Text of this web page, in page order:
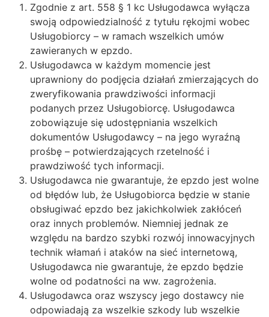
Zgodnie z art. 558 § 1 kc Usługodawca wyłącza
swoją odpowiedzialność z tytułu rękojmi wobec
Usługobiorcy – w ramach wszelkich umów
zawieranych w epzdo.
Usługodawca w każdym momencie jest
uprawniony do podjęcia działań zmierzających do
zweryfikowania prawdziwości informacji
podanych przez Usługobiorcę. Usługodawca
zobowiązuje się udostępniania wszelkich
dokumentów Usługodawcy – na jego wyraźną
prośbę – potwierdzających rzetelność i
prawdziwość tych informacji.
Usługodawca nie gwarantuje, że epzdo jest wolne
od błędów lub, że Usługobiorca będzie w stanie
obsługiwać epzdo bez jakichkolwiek zakłóceń
oraz innych problemów. Niemniej jednak ze
względu na bardzo szybki rozwój innowacyjnych
technik włamań i ataków na sieć internetową,
Usługodawca nie gwarantuje, że epzdo będzie
wolne od podatności na ww. zagrożenia.
Usługodawca oraz wszyscy jego dostawcy nie
odpowiadają za wszelkie szkody lub wszelkie